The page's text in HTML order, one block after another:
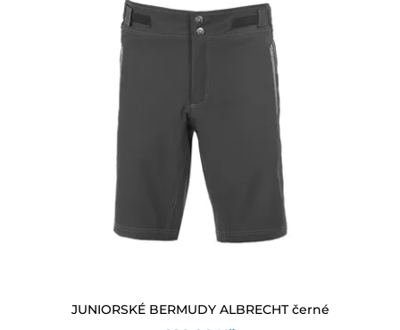
JUNIORSKÉ BERMUDY ALBRECHT černé